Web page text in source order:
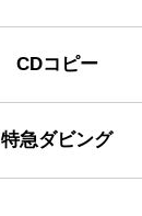
CDコピー
特急ダビング